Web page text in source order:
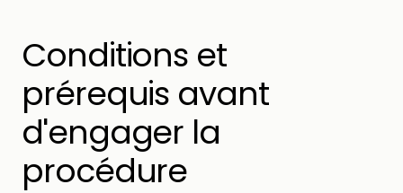
Conditions et
prérequis avant
d'engager la
procédure